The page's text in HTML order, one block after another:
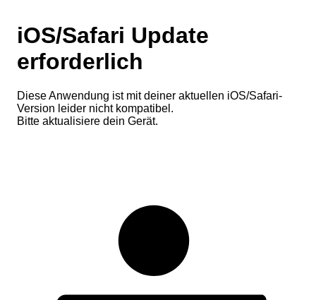
iOS/Safari Update
erforderlich
Diese Anwendung ist mit deiner aktuellen iOS/Safari-
Version leider nicht kompatibel.
Bitte aktualisiere dein Gerät.